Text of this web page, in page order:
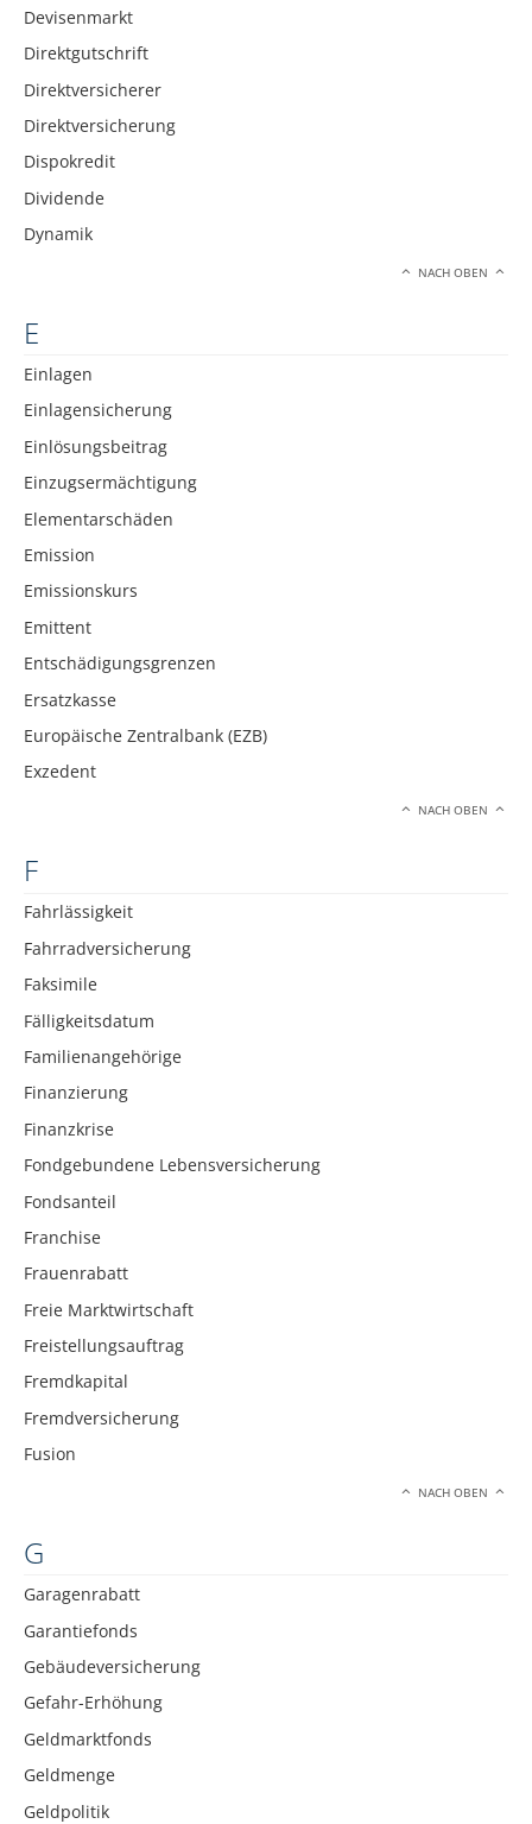
Devisenmarkt
Direktgutschrift
Direktversicherer
Direktversicherung
Dispokredit
Dividende
Dynamik
NACH OBEN
E
Einlagen
Einlagensicherung
Einlösungsbeitrag
Einzugsermächtigung
Elementarschäden
Emission
Emissionskurs
Emittent
Entschädigungsgrenzen
Ersatzkasse
Europäische Zentralbank (EZB)
Exzedent
NACH OBEN
F
Fahrlässigkeit
Fahrradversicherung
Faksimile
Fälligkeitsdatum
Familienangehörige
Finanzierung
Finanzkrise
Fondgebundene Lebensversicherung
Fondsanteil
Franchise
Frauenrabatt
Freie Marktwirtschaft
Freistellungsauftrag
Fremdkapital
Fremdversicherung
Fusion
NACH OBEN
G
Garagenrabatt
Garantiefonds
Gebäudeversicherung
Gefahr-Erhöhung
Geldmarktfonds
Geldmenge
Geldpolitik